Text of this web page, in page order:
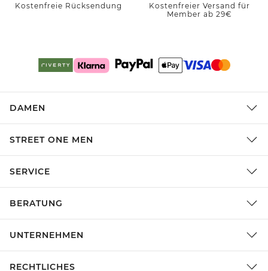
Kostenfreie Rücksendung
Kostenfreier Versand für
Member ab 29€
DAMEN
STREET ONE MEN
SERVICE
BERATUNG
UNTERNEHMEN
RECHTLICHES